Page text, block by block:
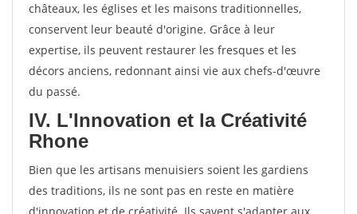
châteaux, les églises et les maisons traditionnelles,
conservent leur beauté d'origine. Grâce à leur
expertise, ils peuvent restaurer les fresques et les
décors anciens, redonnant ainsi vie aux chefs-d'œuvre
du passé.
IV. L'Innovation et la Créativité
Rhone
Bien que les artisans menuisiers soient les gardiens
des traditions, ils ne sont pas en reste en matière